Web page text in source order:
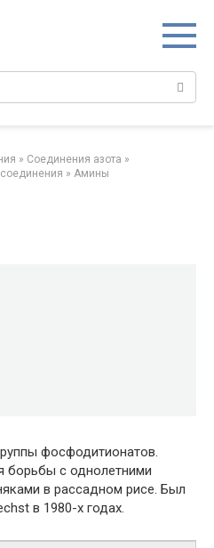
» Соединения азота »
» Амины‎
фосфодитионатов.
борьбы с однолетними
в рассадном рисе. Был
в 1980-х годах.